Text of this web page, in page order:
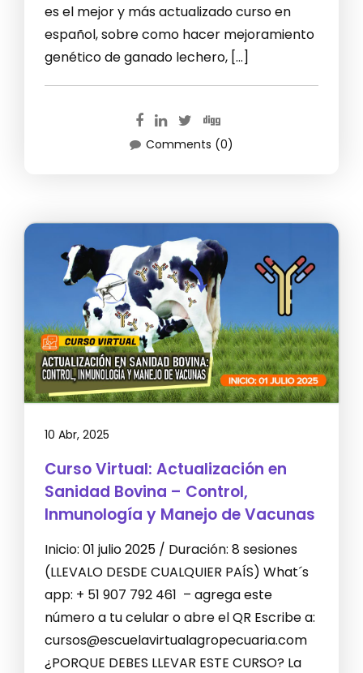
es el mejor y más actualizado curso en
español, sobre como hacer mejoramiento
genético de ganado lechero, […]
Comments (0)
10 Abr, 2025
Curso Virtual: Actualización en
Sanidad Bovina – Control,
Inmunología y Manejo de Vacunas
Inicio: 01 julio 2025 / Duración: 8 sesiones
(LLEVALO DESDE CUALQUIER PAÍS) What´s
app: + 51 907 792 461 – agrega este
número a tu celular o abre el QR Escribe a:
cursos@escuelavirtualagropecuaria.com
¿PORQUE DEBES LLEVAR ESTE CURSO? La